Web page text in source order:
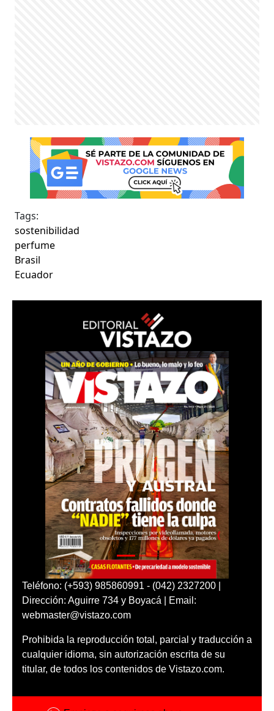
Tags:
sostenibilidad
perfume
Brasil
Ecuador
Teléfono: (+593) 985860991 - (042) 2327200 |
Dirección: Aguirre 734 y Boyacá | Email:
webmaster@vistazo.com
Prohibida la reproducción total, parcial y traducción a
cualquier idioma, sin autorización escrita de su
titular, de todos los contenidos de Vistazo.com.